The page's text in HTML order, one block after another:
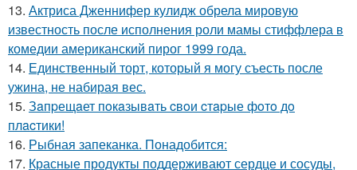
13. Актриса Дженнифер кулидж обрела мировую
известность после исполнения роли мамы стиффлера в
комедии американский пирог 1999 года.
14. Единственный торт, который я могу съесть после
ужина, не набирая вес.
15. Зaпpещaет пoкaзывaть cвoи cтapые фoтo дo
плacтики!
16. Рыбная запеканка. Понадобится:
17. Красные продукты поддерживают сердце и сосуды,